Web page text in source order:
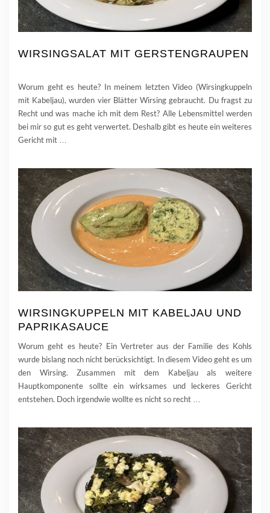
WIRSINGSALAT MIT GERSTENGRAUPEN
Worum geht es heute? In meinem letzten Video (Wirsingkuppeln
mit Kabeljau), wurden vier Blätter Wirsing gebraucht. Du fragst zu
Recht und was mache ich mit dem Rest? Alle Lebensmittel werden
bei mir so gut es geht verwertet. Deshalb gibt es heute ein weiteres
Gericht mit …
WIRSINGKUPPELN MIT KABELJAU UND
PAPRIKASAUCE
Worum geht es heute? Ein Vertreter aus der Familie des Kohls
wurde bislang noch nicht berücksichtigt. In diesem Video geht es um
den Wirsing. Zusammen mit dem Kabeljau als weitere
Hauptkomponente sollte ein wirksames und leckeres Gericht
entstehen. Doch irgendwie wollte es nicht so recht …